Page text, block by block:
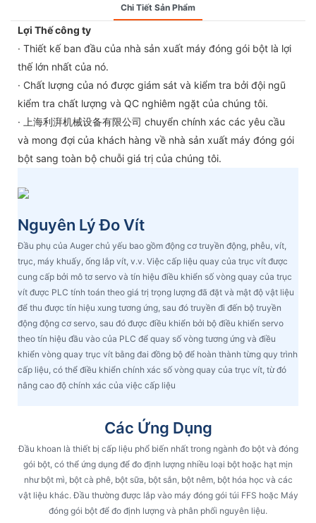
Chi Tiết Sản Phẩm
Lợi Thế công ty
· Thiết kế ban đầu của nhà sản xuất máy đóng gói bột là lợi
thế lớn nhất của nó.
· Chất lượng của nó được giám sát và kiểm tra bởi đội ngũ
kiểm tra chất lượng và QC nghiêm ngặt của chúng tôi.
· 上海利湃机械设备有限公司 chuyển chính xác các yêu cầu
và mong đợi của khách hàng về nhà sản xuất máy đóng gói
bột sang toàn bộ chuỗi giá trị của chúng tôi.
Nguyên Lý Đo Vít
Đầu phụ của Auger chủ yếu bao gồm động cơ truyền động, phễu, vít,
trục, máy khuấy, ống lắp vít, v.v. Việc cấp liệu quay của trục vít được
cung cấp bởi mô tơ servo và tín hiệu điều khiển số vòng quay của trục
vít được PLC tính toán theo giá trị trọng lượng đã đặt và mật độ vật liệu
để thu được tín hiệu xung tương ứng, sau đó truyền đi đến bộ truyền
động động cơ servo, sau đó được điều khiển bởi bộ điều khiển servo
theo tín hiệu đầu vào của PLC để quay số vòng tương ứng và điều
khiển vòng quay trục vít bằng đai đồng bộ để hoàn thành từng quy trình
cấp liệu, có thể điều khiển chính xác số vòng quay của trục vít, từ đó
nâng cao độ chính xác của việc cấp liệu
Các Ứng Dụng
Đầu khoan là thiết bị cấp liệu phổ biến nhất trong ngành đo bột và đóng
gói bột, có thể ứng dụng để đo định lượng nhiều loại bột hoặc hạt mịn
như bột mì, bột cà phê, bột sữa, bột sắn, bột nêm, bột hóa học và các
vật liệu khác. Đầu thường được lắp vào máy đóng gói túi FFS hoặc Máy
đóng gói bột để đo định lượng và phân phối nguyên liệu.